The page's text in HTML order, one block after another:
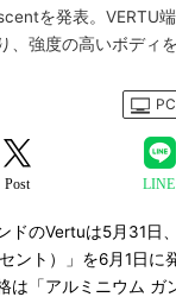
を発表。VERTU
、強度の高いボディ
Post LINE
ドのVertuは5月31日
ント）」を6月1日に
は「アルミニウム ガ